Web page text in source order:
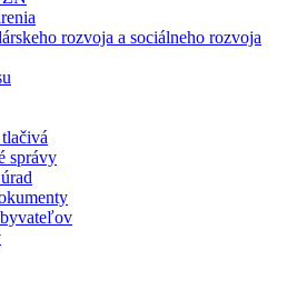
rozvoja a sociálneho rozvoja
správy